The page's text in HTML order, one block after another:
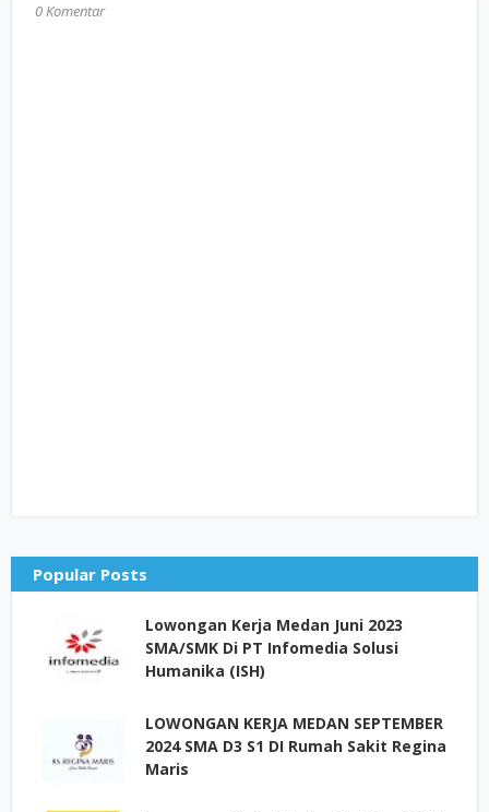
0 Komentar
Popular Posts
Lowongan Kerja Medan Juni 2023
SMA/SMK Di PT Infomedia Solusi
Humanika (ISH)
LOWONGAN KERJA MEDAN SEPTEMBER
2024 SMA D3 S1 DI Rumah Sakit Regina
Maris